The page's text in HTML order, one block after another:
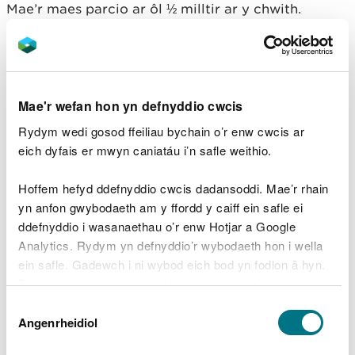
Mae'r wefan hon yn defnyddio cwcis
Rydym wedi gosod ffeiliau bychain o’r enw cwcis ar
eich dyfais er mwyn caniatáu i’n safle weithio.
Hoffem hefyd ddefnyddio cwcis dadansoddi. Mae’r rhain
yn anfon gwybodaeth am y ffordd y caiff ein safle ei
ddefnyddio i wasanaethau o’r enw Hotjar a Google
Analytics. Rydym yn defnyddio’r wybodaeth hon i wella
ein safle. Gadewch i ni wybod eich bod yn fodlon â hyn.
Byddwn yn defnyddio cwci i gadw eich dewis.
Gellirdarllen mwy am ein cwcis cyn i chi ddewis.
Caniatâd
Angenrheidiol
Mae’r maes parcio ar ôl ½ milltir ar y chwith.
Y cyfeirnod grid Arolwg Ordnans ar gyfer y maes
parcio yw SN 694 716 (Explorer Map 213).
Y cod post yw SY23 4BJ.Sylwer bod y cod post
hwn yn cwmpasu ardal eang ac ni fydd yn mynd â
chi yn uniongyrchol i’r fynedfa.